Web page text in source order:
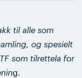
til alle som
og spesielt
som tilrettela for
g.